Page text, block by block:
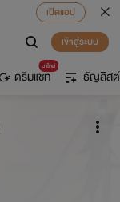
เปิดแอป
เข้าสู่ระบบ
มาใหม่
ดรีมแชท ธัญลิสต์